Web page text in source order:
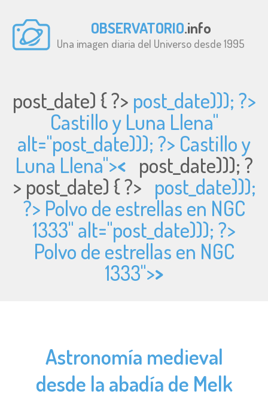
OBSERVATORIO.info
Una imagen diaria del Universo desde 1995
post_date) { ?> post_date))); ?>
Castillo y Luna Llena"
alt="post_date))); ?> Castillo y
Luna Llena">< post_date))); ?
> post_date) { ?> post_date)));
?> Polvo de estrellas en NGC
1333" alt="post_date))); ?>
Polvo de estrellas en NGC
1333">>
Astronomía medieval
desde la abadía de Melk